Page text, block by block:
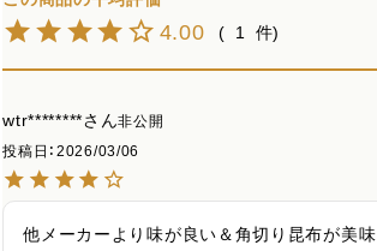
4.00 1
wtr********
非公開
投稿日
2026/03/06
他メーカーより味が良い＆角切り昆布が美味